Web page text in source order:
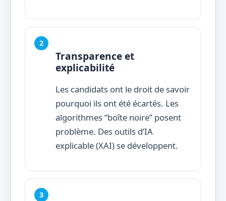
Transparence et
explicabilité
Les candidats ont le droit de savoir
pourquoi ils ont été écartés. Les
algorithmes “boîte noire” posent
problème. Des outils d’IA
explicable (XAI) se développent.